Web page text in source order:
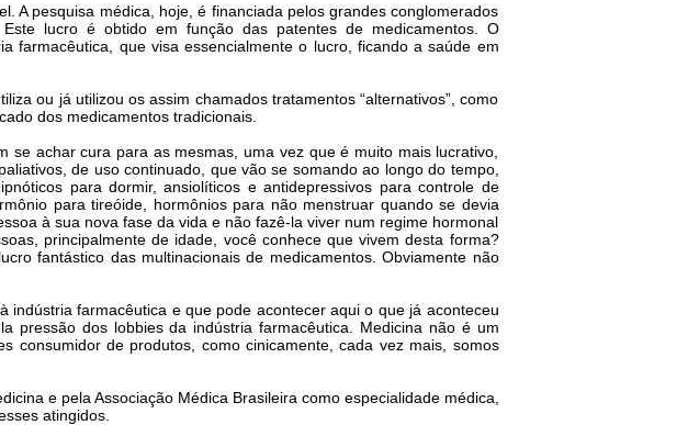
A pesquisa médica, hoje, é financiada pelos grandes conglomerados
lucro é obtido em função das patentes de medicamentos. O
farmacêutica, que visa essencialmente o lucro, ficando a saúde em
ou já utilizou os assim chamados tratamentos “alternativos”, como
dos medicamentos tradicionais.
achar cura para as mesmas, uma vez que é muito mais lucrativo,
de uso continuado, que vão se somando ao longo do tempo,
para dormir, ansiolíticos e antidepressivos para controle de
para tireóide, hormônios para não menstruar quando se devia
à sua nova fase da vida e não fazê-la viver num regime hormonal
principalmente de idade, você conhece que vivem desta forma?
fantástico das multinacionais de medicamentos. Obviamente não
indústria farmacêutica e que pode acontecer aqui o que já aconteceu
pressão dos lobbies da indústria farmacêutica. Medicina não é um
consumidor de produtos, como cinicamente, cada vez mais, somos
e pela Associação Médica Brasileira como especialidade médica,
atingidos.